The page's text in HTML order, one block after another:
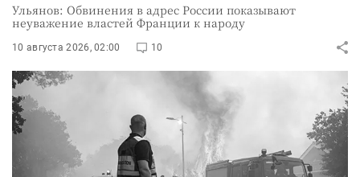
Ульянов: Обвинения в адрес России показывают
неуважение властей Франции к народу
10 августа 2026, 02:00 10